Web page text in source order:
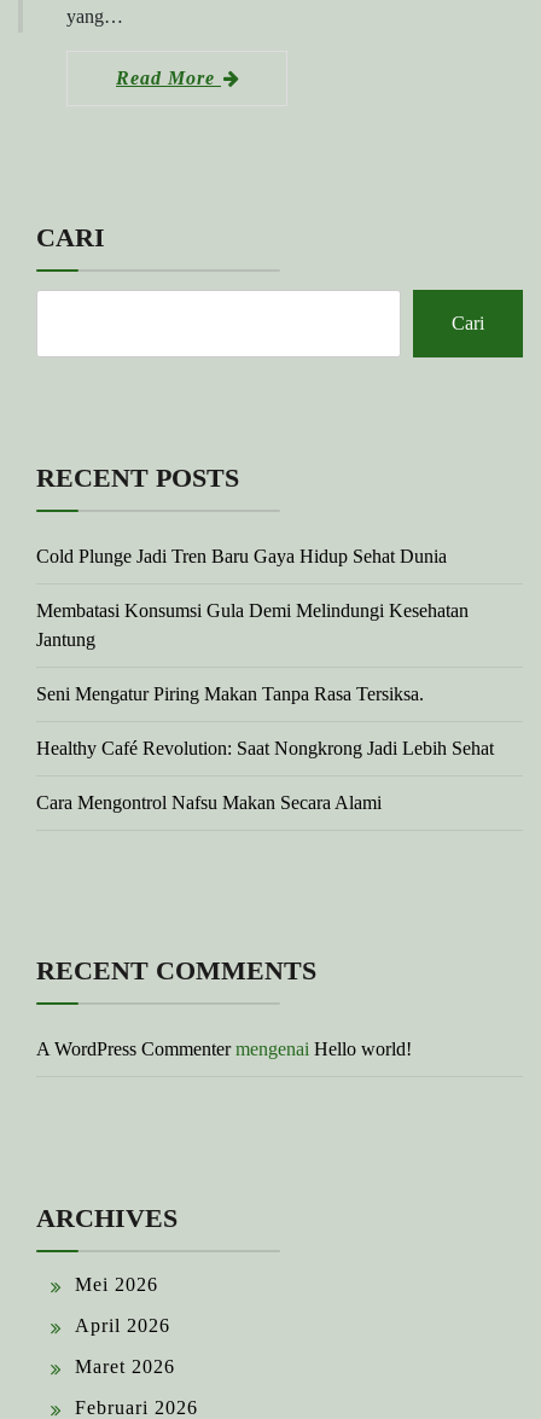
yang…
Read More
CARI
Cari
RECENT POSTS
Cold Plunge Jadi Tren Baru Gaya Hidup Sehat Dunia
Membatasi Konsumsi Gula Demi Melindungi Kesehatan
Jantung
Seni Mengatur Piring Makan Tanpa Rasa Tersiksa.
Healthy Café Revolution: Saat Nongkrong Jadi Lebih Sehat
Cara Mengontrol Nafsu Makan Secara Alami
RECENT COMMENTS
A WordPress Commentermengenai Hello world!
ARCHIVES
Mei 2026
April 2026
Maret 2026
Februari 2026